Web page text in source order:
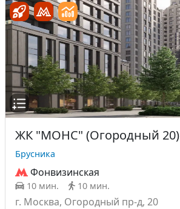
ЖК "МОНС" (Огородный 20)
Брусника
Фонвизинская
10 мин. 10 мин.
г. Москва, Огородный пр-д, 20